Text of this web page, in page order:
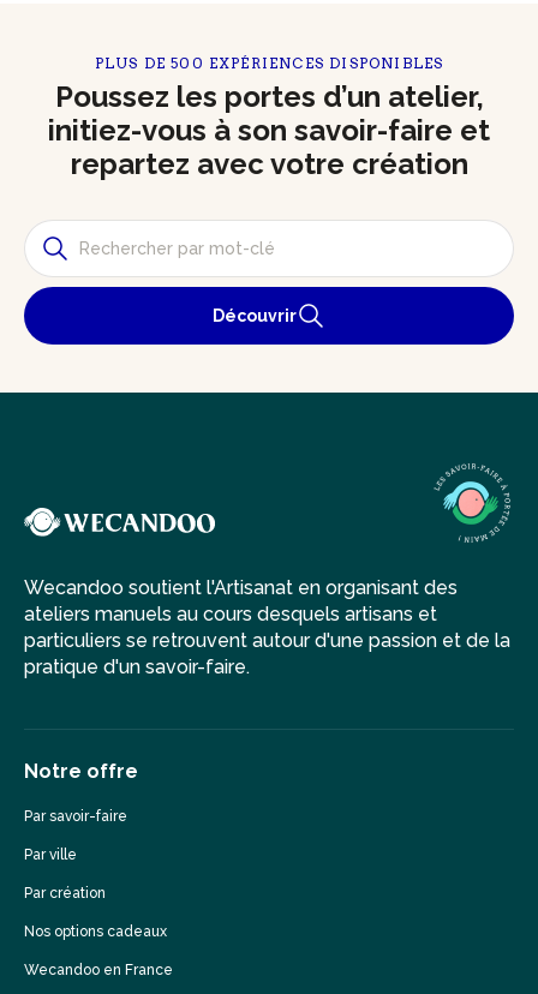
PLUS DE 500 EXPÉRIENCES DISPONIBLES
Poussez les portes d’un atelier,
initiez-vous à son savoir-faire et
repartez avec votre création
Découvrir
Wecandoo soutient l'Artisanat en organisant des
ateliers manuels au cours desquels artisans et
particuliers se retrouvent autour d'une passion et de la
pratique d'un savoir-faire.
Notre offre
Par savoir-faire
Par ville
Par création
Nos options cadeaux
Wecandoo en France